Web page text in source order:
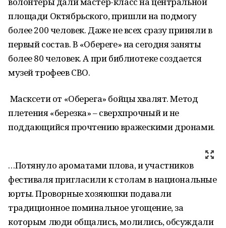
площади Октябрьского, пришли на подмогу
более 200 человек. Даже не всех сразу приняли в
первый состав. В «Обереге» на сегодня заняты
более 80 человек. А при библиотеке создается
музей трофеев СВО.
Масксети от «Оберега» бойцы хвалят. Метод
плетения «березка» – сверхпрочный и не
поддающийся прочтению вражескими дронами.
…Потянуло ароматами плова, и участников
фестиваля пригласили к столам в национальные
юрты. Проворные хозяюшки подавали
традиционное поминальное угощение, за
которым люди общались, молились, обсуждали